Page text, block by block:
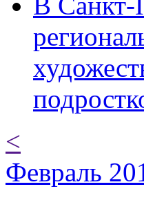
<
Февраль